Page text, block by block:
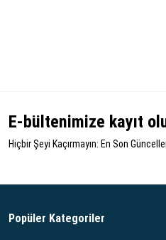
E-bültenimize kayıt
Hiçbir Şeyi Kaçırmayın: En Son
Popüler Kategoriler